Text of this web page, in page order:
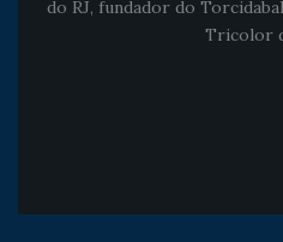
do RJ, fundador do
Tricolor